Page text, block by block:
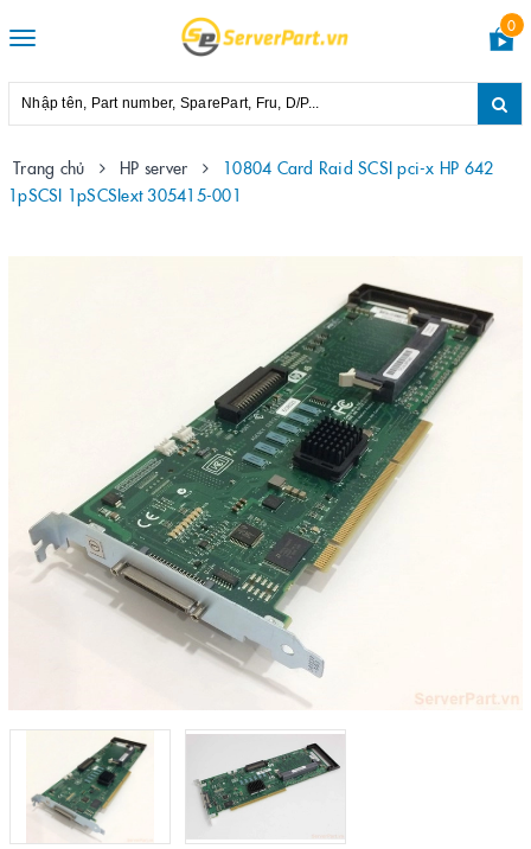
Toggle
0
Trang chủ HP server
10804 Card Raid SCSI pci-x HP 642
1pSCSI 1pSCSIext 305415-001